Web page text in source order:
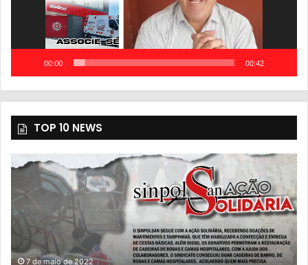
00:00 00:42
TOP 10 NEWS